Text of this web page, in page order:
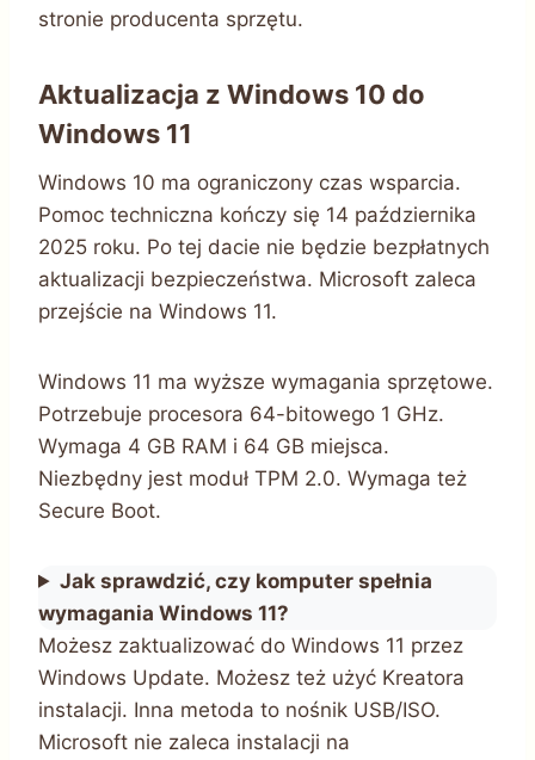
stronie producenta sprzętu.
Aktualizacja z Windows 10 do
Windows 11
Windows 10 ma ograniczony czas wsparcia.
Pomoc techniczna kończy się 14 października
2025 roku. Po tej dacie nie będzie bezpłatnych
aktualizacji bezpieczeństwa. Microsoft zaleca
przejście na Windows 11.
Windows 11 ma wyższe wymagania sprzętowe.
Potrzebuje procesora 64-bitowego 1 GHz.
Wymaga 4 GB RAM i 64 GB miejsca.
Niezbędny jest moduł TPM 2.0. Wymaga też
Secure Boot.
Jak sprawdzić, czy komputer spełnia
wymagania Windows 11?
Możesz zaktualizować do Windows 11 przez
Windows Update. Możesz też użyć Kreatora
instalacji. Inna metoda to nośnik USB/ISO.
Microsoft nie zaleca instalacji na